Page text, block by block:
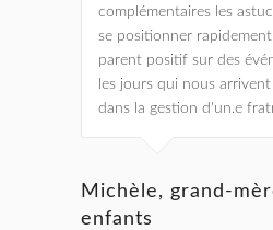
complémentaires les
se positionner
parent positif sur des
les jours qui nous
dans la gestion d'un.e
Michèle, grand-
enfants